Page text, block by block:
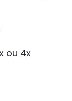
ou 4x